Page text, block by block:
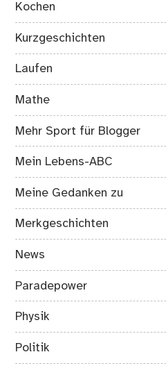
Kochen
Kurzgeschichten
Laufen
Mathe
Mehr Sport für Blogger
Mein Lebens-ABC
Meine Gedanken zu
Merkgeschichten
News
Paradepower
Physik
Politik